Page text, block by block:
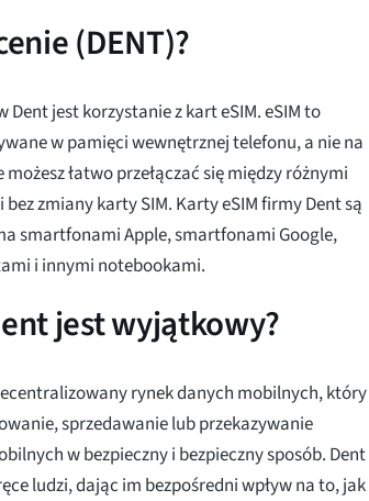
(DENT)?
jest korzystanie z kart eSIM. eSIM to
w pamięci wewnętrznej telefonu, a nie na
łatwo przełączać się między różnymi
zmiany karty SIM. Karty eSIM firmy Dent są
smartfonami Apple, smartfonami Google,
i innymi notebookami.
jest wyjątkowy?
rynek danych mobilnych, który
sprzedawanie lub przekazywanie
w bezpieczny i bezpieczny sposób. Dent
ludzi, dając im bezpośredni wpływ na to, jak